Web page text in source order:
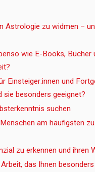
Astrologie zu widmen –
wie E-Books, Bücher
Einsteiger:innen und
sie besonders geeignet?
suchen
am häufigsten
zu erkennen und ihren
das Ihnen